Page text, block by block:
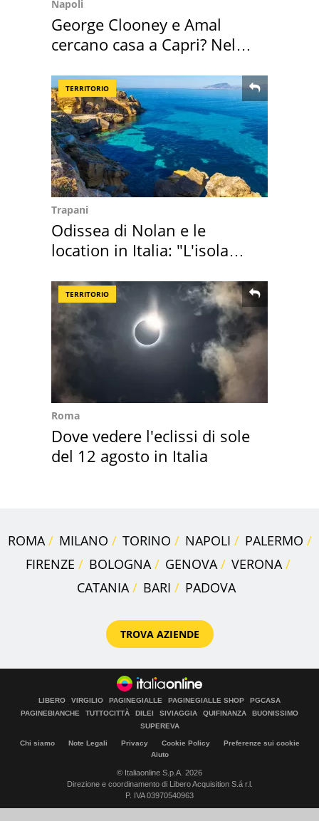
Napoli
George Clooney e Amal
cercano casa a Capri? Nel
TERRITORIO
Trapani
Odissea di Nolan e le
location in Italia: "L'isola
TERRITORIO
Roma
Dove vedere l'eclissi di sole
del 12 agosto in Italia
ROMA MILANO TORINO NAPOLI
PALERMO
FIRENZE
BOLOGNA GENOVA
VERONA
CATANIA
BARI PADOVA
TROVA AZIENDE
LIBERO VIRGILIO PAGINEGIALLE PAGINEGIALLE SHOP
PGCASA
PAGINEBIANCHE
TUTTOCITTÀ DILEI SIVIAGGIA QUIFINANZA
BUONISSIMO
SUPEREVA
Chi siamo Note Legali Privacy Cookie Policy
Preferenze sui cookie
Aiuto
© Italiaonline S.p.A. 2026
Direzione e coordinamento di Libero Acquisition S.á r.l.
P. IVA 03970540963